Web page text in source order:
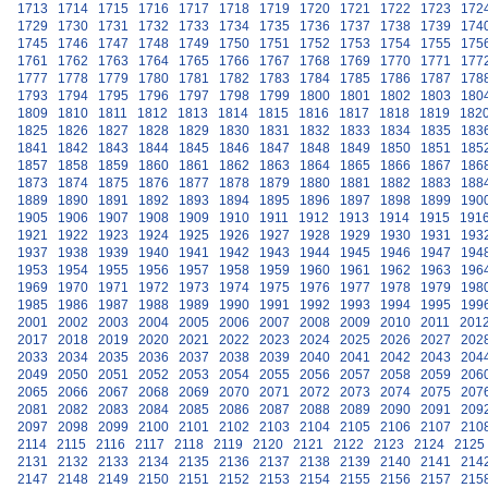
1713
1714 1715 1716 1717 1718 1719 1720 1721 1722 1723
1729
1730 1731 1732 1733 1734 1735 1736 1737 1738 1739
1745
1746 1747 1748 1749 1750 1751 1752 1753 1754 1755
1761
1762 1763 1764 1765 1766 1767 1768 1769 1770 1771
1777
1778 1779 1780 1781 1782 1783 1784 1785 1786 1787
1793
1794 1795 1796 1797 1798 1799 1800 1801 1802 1803
1809
1810 1811 1812 1813 1814 1815 1816 1817 1818 1819
1825
1826 1827 1828 1829 1830 1831 1832 1833 1834 1835
1841
1842 1843 1844 1845 1846 1847 1848 1849 1850 1851
1857
1858 1859 1860 1861 1862 1863 1864 1865 1866 1867
1873
1874 1875 1876 1877 1878 1879 1880 1881 1882 1883
1889
1890 1891 1892 1893 1894 1895 1896 1897 1898 1899
1905
1906 1907 1908 1909 1910 1911 1912 1913 1914 1915
1921
1922 1923 1924 1925 1926 1927 1928 1929 1930 1931
1937
1938 1939 1940 1941 1942 1943 1944 1945 1946 1947
1953
1954 1955 1956 1957 1958 1959 1960 1961 1962 1963
1969
1970 1971 1972 1973 1974 1975 1976 1977 1978 1979
1985
1986 1987 1988 1989 1990 1991 1992 1993 1994 1995
2001
2002 2003 2004 2005 2006 2007 2008 2009 2010 2011
2017
2018 2019 2020 2021 2022 2023 2024 2025 2026 2027
2033
2034 2035 2036 2037 2038 2039 2040 2041 2042 2043
2049
2050 2051 2052 2053 2054 2055 2056 2057 2058 2059
2065
2066 2067 2068 2069 2070 2071 2072 2073 2074 2075
2081
2082 2083 2084 2085 2086 2087 2088 2089 2090 2091
2097
2098 2099 2100 2101 2102 2103 2104 2105 2106 2107
2114
2115 2116 2117 2118 2119 2120 2121 2122 2123 2124
2125
2131
2132 2133 2134 2135 2136 2137 2138 2139 2140 2141
2147
2148 2149 2150 2151 2152 2153 2154 2155 2156 2157